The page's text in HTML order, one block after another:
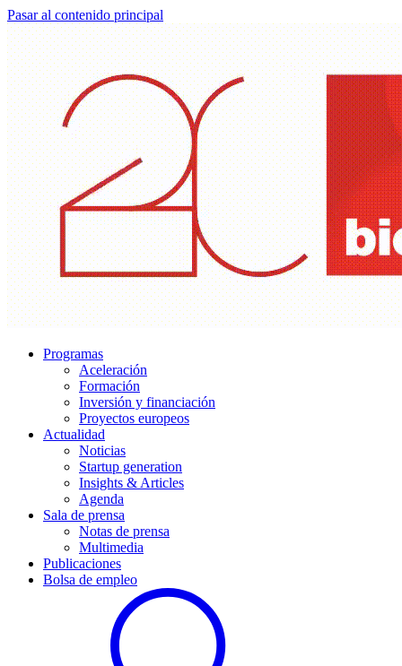
Pasar al contenido principal
Programas
Aceleración
Formación
Inversión y financiación
Proyectos europeos
Actualidad
Noticias
Startup generation
Insights & Articles
Agenda
Sala de prensa
Notas de prensa
Multimedia
Publicaciones
Bolsa de empleo